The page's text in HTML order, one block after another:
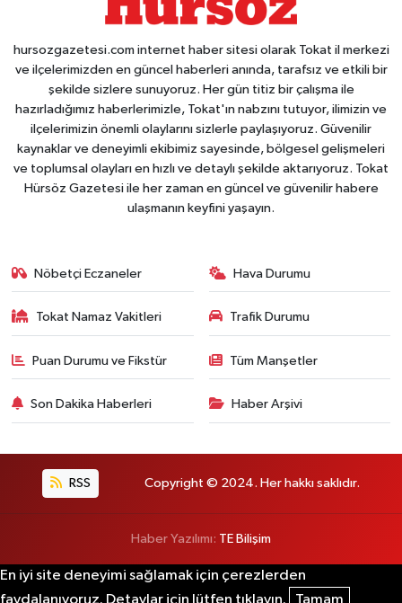
hursozgazetesi.com internet haber sitesi olarak Tokat il merkezi
ve ilçelerimizden en güncel haberleri anında, tarafsız ve etkili bir
şekilde sizlere sunuyoruz. Her gün titiz bir çalışma ile
hazırladığımız haberlerimizle, Tokat'ın nabzını tutuyor, ilimizin ve
ilçelerimizin önemli olaylarını sizlerle paylaşıyoruz. Güvenilir
kaynaklar ve deneyimli ekibimiz sayesinde, bölgesel gelişmeleri
ve toplumsal olayları en hızlı ve detaylı şekilde aktarıyoruz. Tokat
Hürsöz Gazetesi ile her zaman en güncel ve güvenilir habere
ulaşmanın keyfini yaşayın.
Nöbetçi Eczaneler Hava Durumu
Tokat Namaz Vakitleri Trafik Durumu
Puan Durumu ve Fikstür Tüm Manşetler
Son Dakika Haberleri Haber Arşivi
RSS Copyright © 2024. Her hakkı saklıdır.
Haber Yazılımı: TE Bilişim
En iyi site deneyimi sağlamak için çerezlerden